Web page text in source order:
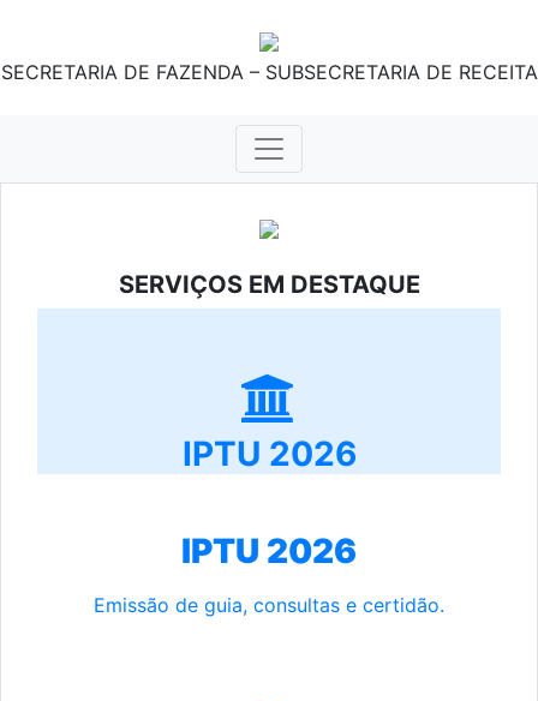
SECRETARIA DE FAZENDA – SUBSECRETARIA DE RECEITA
SERVIÇOS EM DESTAQUE
IPTU 2026
IPTU 2026
Emissão de guia, consultas e certidão.